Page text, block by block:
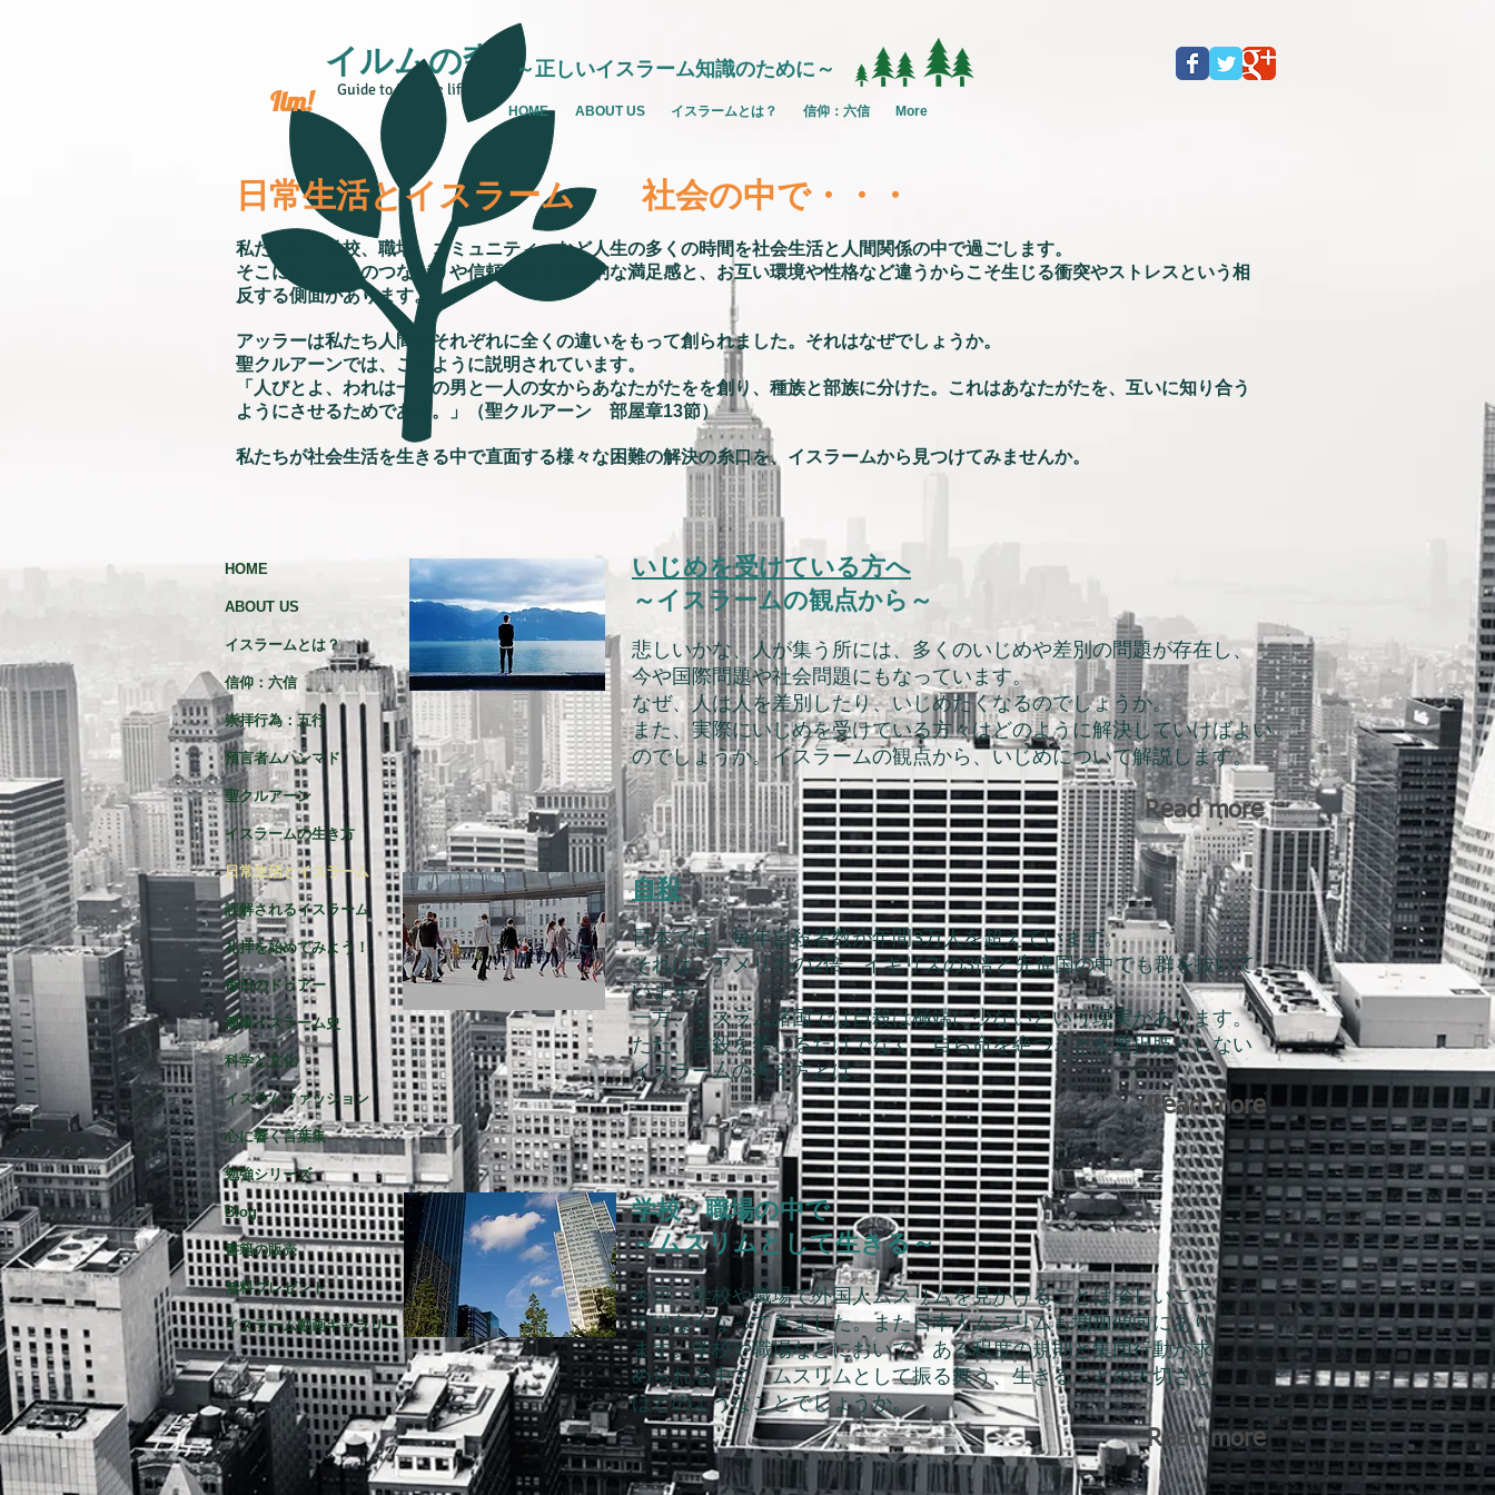
イルムの森
Guide to Islamic life
～正しいイスラーム知識のために～
Ilm! HOME ABOUT US イスラームとは？ 信仰：六信 More
日常生活とイスラーム 社会の中で・・・
私たちは、学校、職場、コミュニティーなど人生の多くの時間を社会生活と人間関係の中で過ごします。
そこには、人とのつながりや信頼を築く精神的な満足感と、お互い環境や性格など違うからこそ生じる衝突やストレスという相
反する側面があります。
アッラーは私たち人間をそれぞれに全くの違いをもって創られました。それはなぜでしょうか。
聖クルアーンでは、このように説明されています。
「人びとよ、われは一人の男と一人の女からあなたがたをを創り、種族と部族に分けた。これはあなたがたを、互いに知り合う
ようにさせるためである。」（聖クルアーン 部屋章13節）
私たちが社会生活を生きる中で直面する様々な困難の解決の糸口を、イスラームから見つけてみませんか。
HOME
ABOUT US
イスラームとは？
信仰：六信
崇拝行為：五行
預言者ムハンマド
聖クルアーン
イスラームの生き方
日常生活とイスラーム
誤解されるイスラーム
礼拝を始めてみよう！
毎日のドゥアー
簡単イスラーム史
科学と文化
イスラムファッション
心に響く言葉集
勉強シリーズ
Blog
書籍の販売
無料プレゼント
イスラーム動画ギャラリー
いじめを受けている方へ
～イスラームの観点から～
悲しいかな、人が集う所には、多くのいじめや差別の問題が存在し、
今や国際問題や社会問題にもなっています。
なぜ、人は人を差別したり、いじめたくなるのでしょうか。
また、実際にいじめを受けている方々はどのように解決していけばよい
のでしょうか。イスラームの観点から、いじめについて解説します。
Read more
自殺
日本では、毎年自殺者数が年間3万人を超えています。
それは、アメリカの2倍、イギリスの3倍と先進国の中でも群を抜いて
います。
一方、イスラム諸国では自殺は極端に少ないという現実があります。
ただ、自殺を禁じるだけでなく、自ら命を絶つことを選択肢としない
イスラームの考え方とは。。。
Read more
学校・職場の中で
～ムスリムとして生きる～
今日、学校や職場で外国人ムスリムを見かけることは珍しいこと
ではなくなってきました。また日本人ムスリムも増加傾向にあり
ます。学校や職場などにおいて、ある程度の規則と集団行動が求
められる中で、ムスリムとして振る舞う、生きることの大切さと
はどのようなことでしょうか。
Read more